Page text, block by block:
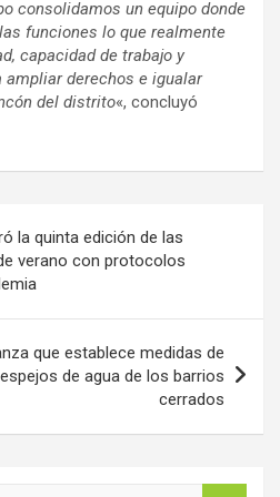
consolidamos un equipo donde
funciones lo que realmente
capacidad de trabajo y
derechos e igualar
del distrito«, concluyó
la quinta edición de las
verano con protocolos
que establece medidas de
de agua de los barrios
cerrados